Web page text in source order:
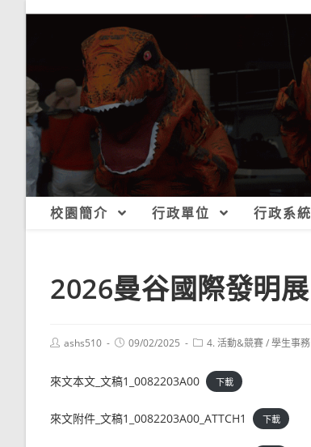
校園簡介 行政單位 行政系統
2026曼谷國際發明展
Postashs510
Post09/02/2025
Post4. 活動&競賽/學生事務
來文本文_文稿1_0082203A00 下載
來文附件_文稿1_0082203A00_ATTCH1 下載